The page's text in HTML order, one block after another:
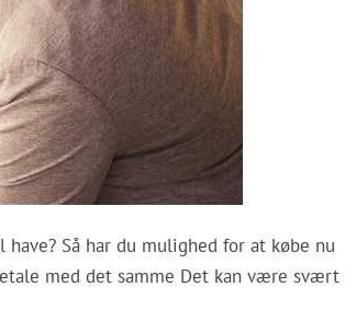
Så har du mulighed for at købe nu
med det samme Det kan være svært